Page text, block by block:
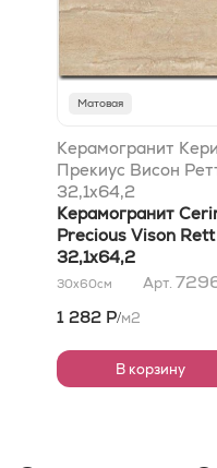
Матовая
Керамогранит
Прекиус Висон
32,1x64,2
Керамогранит
Precious Vison Rett
32,1x64,2
30x60см Арт.
1 282 Р/м2
В корзину